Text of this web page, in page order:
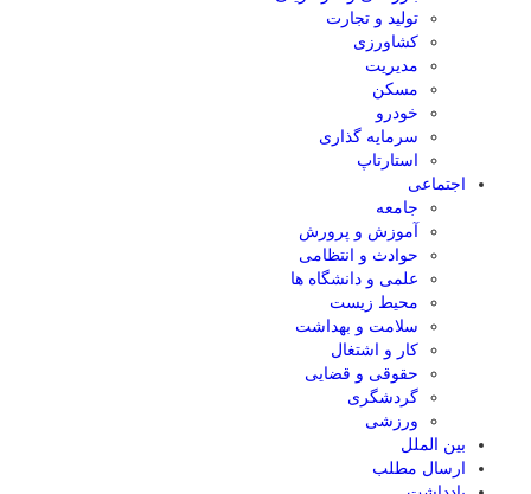
تولید و تجارت
کشاورزی
مدیریت
مسکن
خودرو
سرمایه گذاری
استارتاپ
اجتماعی
جامعه
آموزش و پرورش
حوادث و انتظامی
علمی و دانشگاه ها
محیط زیست
سلامت و بهداشت
کار و اشتغال
حقوقی و قضایی
گردشگری
ورزشی
بین الملل
ارسال مطلب